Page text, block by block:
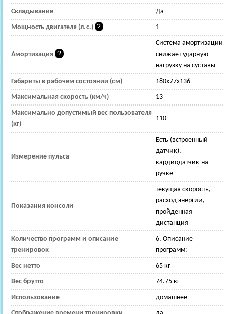
Складывание Да
Мощность двигателя (л.с.) 1
Амортизация
Cистема амортизации
снижает ударную
нагрузку на суставы
Габариты в рабочем состоянии (см) 180x77x136
Максимальная скорость (км/ч) 13
Максимально допустимый вес пользователя
(кг)
110
Измерение пульса
Есть (встроенный
датчик),
кардиодатчик на
ручке
Показания консоли
текущая скорость,
расход энергии,
пройденная
дистанция
Количество программ и описание
тренировок
6, Описание
программ:
Вес нетто 65 кг
Вес брутто 74.75 кг
Использование домашнее